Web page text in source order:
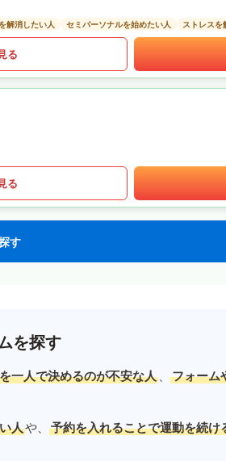
解消したい人 セミパーソナルを始めたい人 ストレスを
る
る
す
を探す
一人で決めるのが不安な人 、
フォーム
人や、 予約を入れることで運動を続け